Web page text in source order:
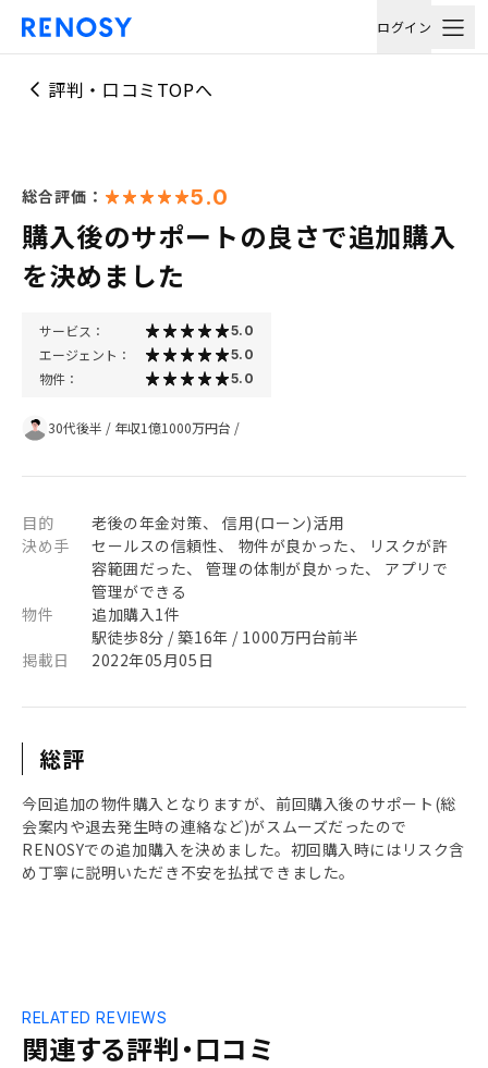
ログイン
評判・口コミTOPへ
総合評価： 5.0
購入後のサポートの良さで追加購入
を決めました
サービス： 5.0
エージェント： 5.0
物件： 5.0
30代後半 / 年収1億1000万円台 /
目的
老後の年金対策、 信用(ローン)活用
決め手
セールスの信頼性、 物件が良かった、 リスクが許
容範囲だった、 管理の体制が良かった、 アプリで
管理ができる
物件
追加購入1件
駅徒歩8分 / 築16年 / 1000万円台前半
掲載日
2022年05月05日
総評
今回追加の物件購入となりますが、前回購入後のサポート(総
会案内や退去発生時の連絡など)がスムーズだったので
RENOSYでの追加購入を決めました。初回購入時にはリスク含
め丁寧に説明いただき不安を払拭できました。
関連する評判・口コミ
RELATED REVIEWS